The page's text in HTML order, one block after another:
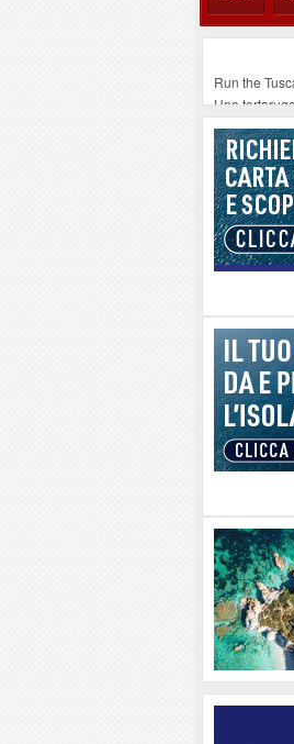
Run the
Una
Furgone in
Campo:
A Carpani si